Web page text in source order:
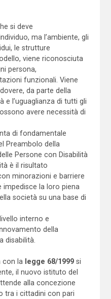
si deve
ma l’ambiente, gli
le strutture
viene riconosciuta
persona,
funzionali. Viene
da parte della
e l’uguaglianza di tutti gli
avere necessità di
di fondamentale
Preambolo della
Persone con Disabilità
è il risultato
minorazioni e barriere
impedisce la loro piena
società su una base di
interno e
della
disabilità.
con la legge 68/1999si
il nuovo istituto del
alla concezione
tra i cittadini con pari